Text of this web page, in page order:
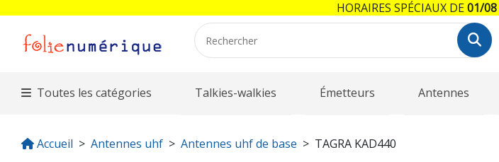
Toutes les catégories Talkies-walkies Émetteurs Antennes
Accueil Antennes uhf Antennes uhf de base TAGRA KAD440
HORAIRES SPÉCIAUX DE01/08